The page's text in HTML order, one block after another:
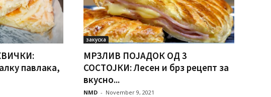
павлака,
закуска
МРЗЛИВ ПОЈАДОК ОД 3
СОСТОЈКИ: Лесен и брз рецепт за
вкусно...
NMD - November 9, 2021